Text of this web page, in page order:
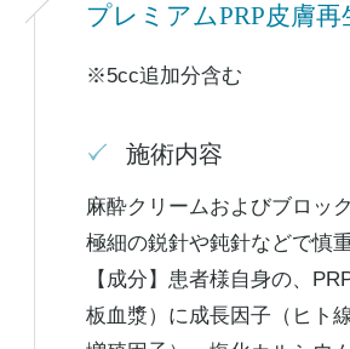
プレミアムPRP皮膚再
※5cc追加分含む
施術内容
麻酔クリームおよびブロッ
極細の鋭針や鈍針などで慎
【成分】患者様自身の、
板血漿）に成長因子（ヒト